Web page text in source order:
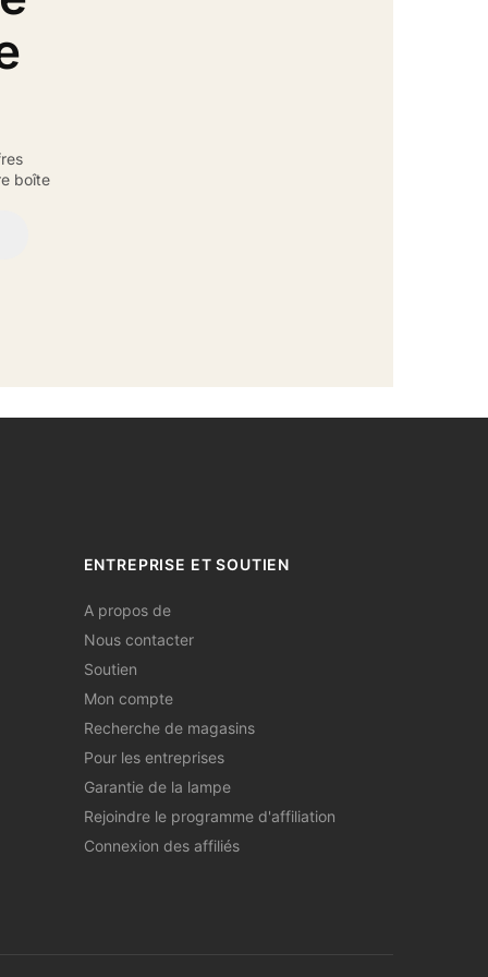
boîte
ENTREPRISE ET SOUTIEN
A propos de
Nous contacter
Soutien
Mon compte
Recherche de magasins
Pour les entreprises
Garantie de la lampe
Rejoindre le programme d'affiliation
Connexion des affiliés